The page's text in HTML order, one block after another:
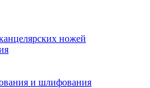
ножей
и шлифования